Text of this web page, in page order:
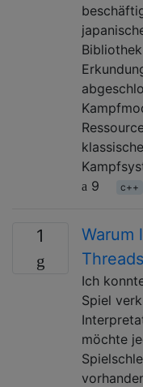
9
c++
1
Warum
Ich
Spiel
möchte